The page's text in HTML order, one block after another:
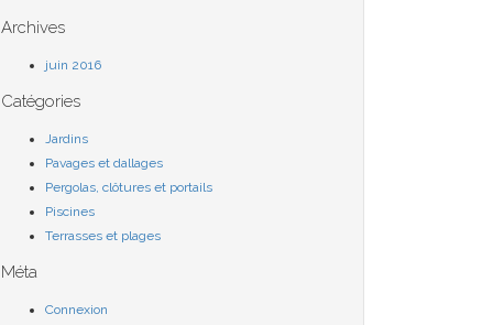
Archives
juin 2016
Catégories
Jardins
Pavages et dallages
Pergolas, clôtures et portails
Piscines
Terrasses et plages
Méta
Connexion